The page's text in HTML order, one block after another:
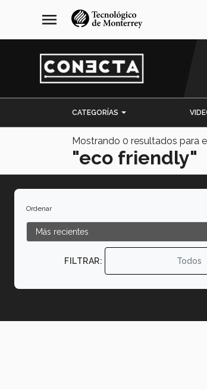
navegación
principal
menu
CATEGORÍAS
Mostrando 0 resultados para
"eco friendly"
Ordenar
FILTRAR: Todos